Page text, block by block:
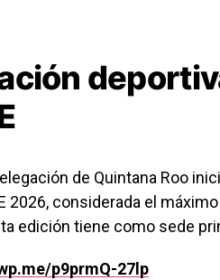
de Quintana Roo
2026, considerada el
edición tiene como sede
p9prmQ-27lp